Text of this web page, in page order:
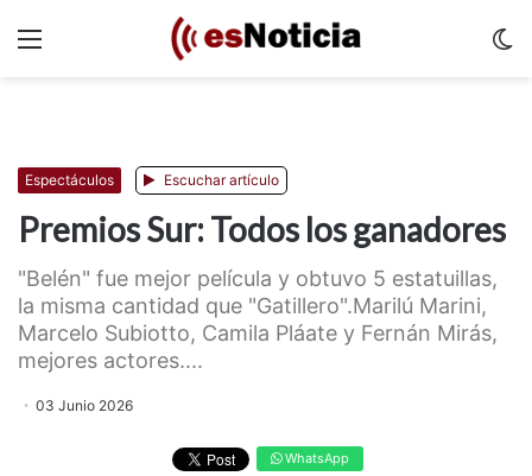
Espectáculos Escuchar artículo
Premios Sur: Todos los ganadores
"Belén" fue mejor película y obtuvo 5 estatuillas,
la misma cantidad que "Gatillero".Marilú Marini,
Marcelo Subiotto, Camila Pláate y Fernán Mirás,
mejores actores....
03 Junio 2026
WhatsApp